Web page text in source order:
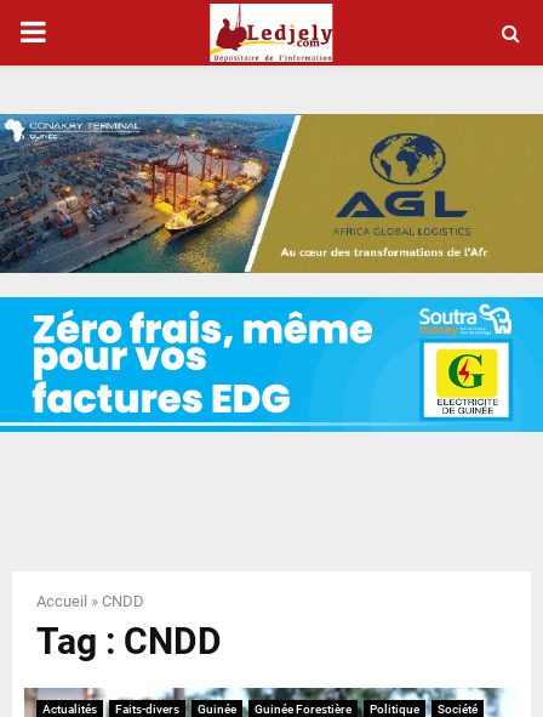
P
I
M
A
Y
N
U
Accueil » CNDD
Tag : CNDD
Actualités Faits-divers Guinée Guinée Forestière Politique Société